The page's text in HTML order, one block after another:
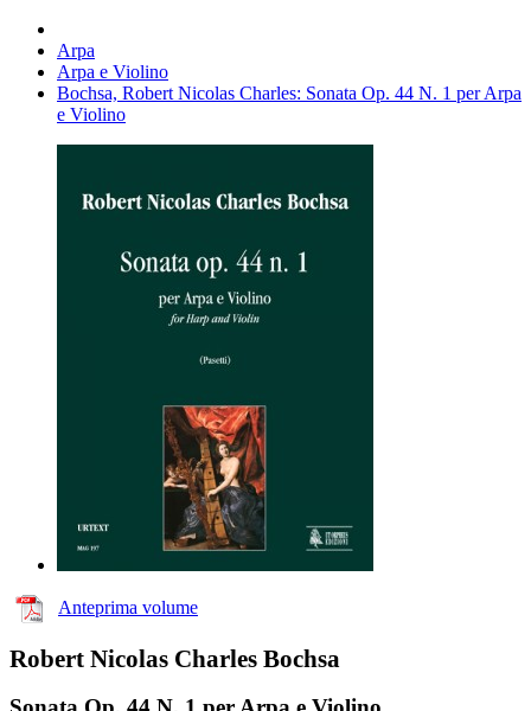
Arpa
Arpa e Violino
Bochsa, Robert Nicolas Charles: Sonata Op. 44 N. 1 per Arpa
e Violino
Anteprima volume
Robert Nicolas Charles Bochsa